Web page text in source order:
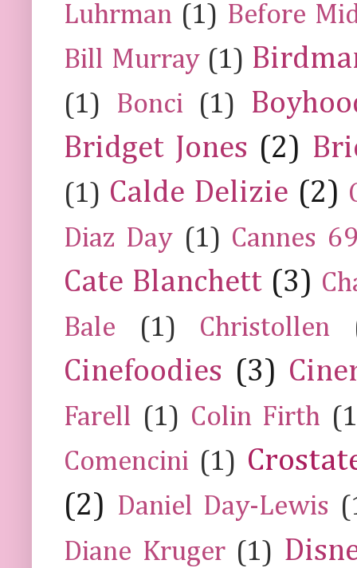
Luhrman (1) Before
Bill Murray (1)
(1) Bonci (1)
Bridget Jones (2)
(1) Calde Delizie (2)
Diaz Day (1) Cannes
Cate Blanchett (3)
Bale
(1) Christollen
Cinefoodies (3)
Farell (1) Colin Firth
Comencini (1)
(2) Daniel Day-Lewis
Diane Kruger (1)